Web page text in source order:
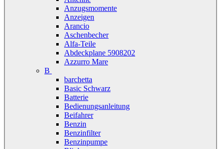
Anzugsmomente
Anzeigen
Arancio
Aschenbecher
Alfa-Teile
Abdeckplane 5908202
Azzurro Mare
B
barchetta
Basic Schwarz
Batterie
Bedienungsanleitung
Beifahrer
Benzin
Benzinfilter
Benzinpumpe